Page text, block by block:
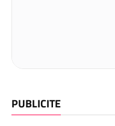
PUBLICITE